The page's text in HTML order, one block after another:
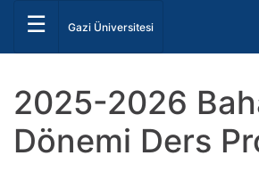
☰ Gazi Üniversitesi
2025-2026
Dönemi Ders